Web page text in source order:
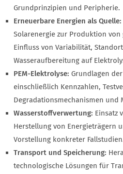
Grundprinzipien und Peripherie.
Erneuerbare Energien als Quelle:
Solarenergie zur Produktion von
Einfluss von Variabilität,
Wasseraufbereitung auf
PEM-Elektrolyse: Grundlagen
einschließlich Kennzahlen,
Degradationsmechanismen und
Wasserstoffverwertung: Einsatz
Herstellung von Energieträgern
Vorstellung konkreter
Transport und Speicherung:
technologische Lösungen für